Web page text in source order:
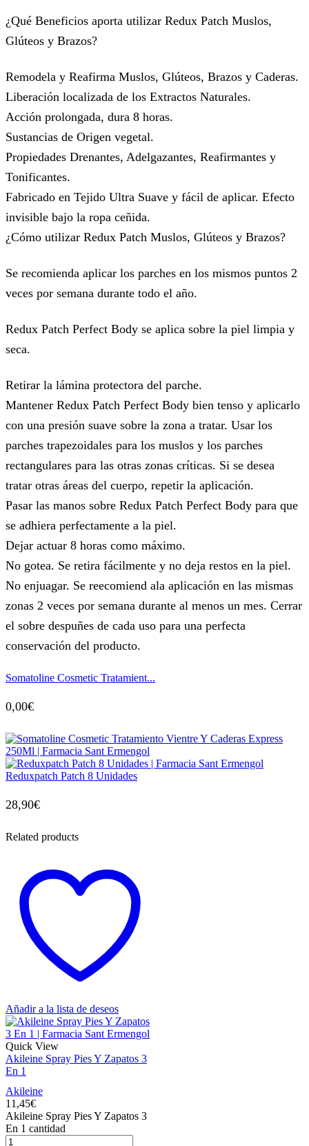
¿Qué Beneficios aporta utilizar Redux Patch Muslos,
Glúteos y Brazos?
Remodela y Reafirma Muslos, Glúteos, Brazos y Caderas.
Liberación localizada de los Extractos Naturales.
Acción prolongada, dura 8 horas.
Sustancias de Origen vegetal.
Propiedades Drenantes, Adelgazantes, Reafirmantes y
Tonificantes.
Fabricado en Tejido Ultra Suave y fácil de aplicar. Efecto
invisible bajo la ropa ceñida.
¿Cómo utilizar Redux Patch Muslos, Glúteos y Brazos?
Se recomienda aplicar los parches en los mismos puntos 2
veces por semana durante todo el año.
Redux Patch Perfect Body se aplica sobre la piel limpia y
seca.
Retirar la lámina protectora del parche.
Mantener Redux Patch Perfect Body bien tenso y aplicarlo
con una presión suave sobre la zona a tratar. Usar los
parches trapezoidales para los muslos y los parches
rectangulares para las otras zonas críticas. Si se desea
tratar otras áreas del cuerpo, repetir la aplicación.
Pasar las manos sobre Redux Patch Perfect Body para que
se adhiera perfectamente a la piel.
Dejar actuar 8 horas como máximo.
No gotea. Se retira fácilmente y no deja restos en la piel.
No enjuagar. Se reecomiend ala aplicación en las mismas
zonas 2 veces por semana durante al menos un mes. Cerrar
el sobre despuñes de cada uso para una perfecta
conservación del producto.
Somatoline Cosmetic Tratamient...
0,00€
Reduxpatch Patch 8 Unidades
28,90€
Related products
Añadir a la lista de deseos
Quick View
Akileine Spray Pies Y Zapatos 3
En 1
Akileine
11,45€
Akileine Spray Pies Y Zapatos 3
En 1 cantidad